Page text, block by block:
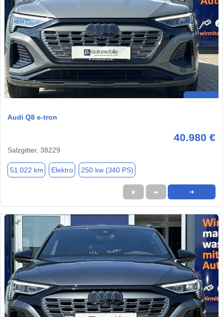
Audi Q8 e-tron
40.980 €
Salzgitter, 38229
51.022 km Elektro 250 kw (340 PS)
★ ➦ ➜